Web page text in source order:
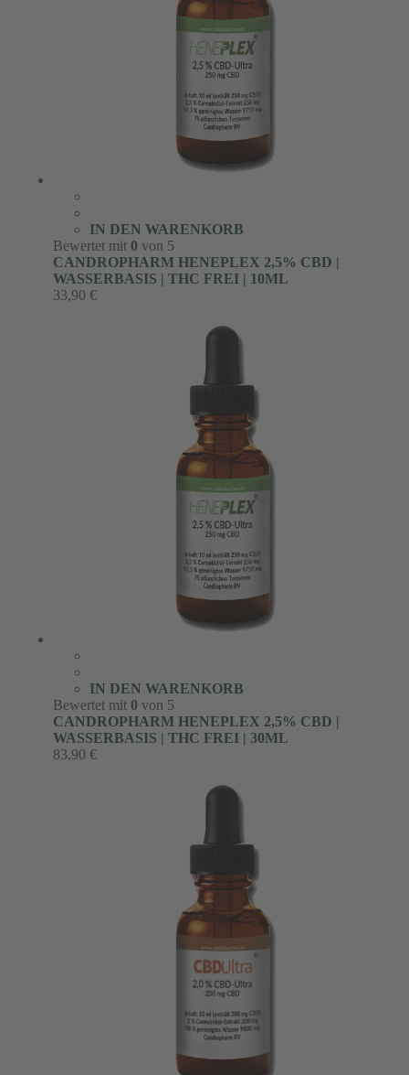
IN DEN WARENKORB
Bewertet mit 0 von 5
CANDROPHARM HENEPLEX 2,5% CBD |
WASSERBASIS | THC FREI | 10ML
33,90 €
IN DEN WARENKORB
Bewertet mit 0 von 5
CANDROPHARM HENEPLEX 2,5% CBD |
WASSERBASIS | THC FREI | 30ML
83,90 €